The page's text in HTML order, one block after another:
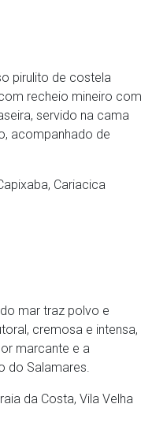
pirulito de costela
recheio mineiro com
servido na cama
acompanhado de
Cariacica
do mar traz polvo e
cremosa e intensa,
marcante e a
do Salamares.
da Costa, Vila Velha